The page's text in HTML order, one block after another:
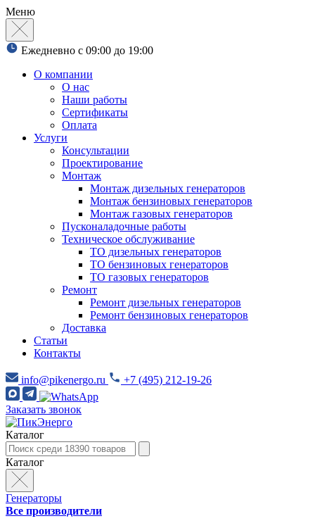
Меню
Ежедневно с 09:00 до 19:00
О компании
О нас
Наши работы
Сертификаты
Оплата
Услуги
Консультации
Проектирование
Монтаж
Монтаж дизельных генераторов
Монтаж бензиновых генераторов
Монтаж газовых генераторов
Пусконаладочные работы
Техническое обслуживание
ТО дизельных генераторов
ТО бензиновых генераторов
ТО газовых генераторов
Ремонт
Ремонт дизельных генераторов
Ремонт бензиновых генераторов
Доставка
Статьи
Контакты
info@pikenergo.ru +7 (495) 212-19-26
Заказать звонок
Каталог
Каталог
Генераторы
Все производители